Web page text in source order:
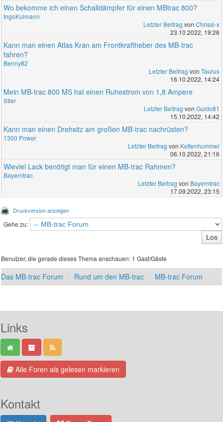
Wo bekomme ich einen Schalldämpfer für einen MBtrac 800?
IngoKulmann
Letzter Beitrag von Chrissi-x
23.10.2022, 19:26
Kann man einen Atlas Kran am Frontkraftheber des MB-trac
fahren?
Benny82
Letzter Beitrag von Taurus
16.10.2022, 14:24
Mein MB-trac 800 MS hat einen Ruhestrom von 1,8 Ampere
Stier
Letzter Beitrag von Guido81
15.10.2022, 14:42
Kann man einen Drehsitz am großen MB-trac nachrüsten?
1300 Power
Letzter Beitrag von Kettenhummel
06.10.2022, 21:16
Wieviel Lack benötigt man für einen MB-trac Rahmen?
Bayerntrac
Letzter Beitrag von Bayerntrac
17.09.2022, 23:15
Druckversion anzeigen
Gehe zu:
Benutzer, die gerade dieses Thema anschauen: 1 Gast/Gäste
Das MB-trac Forum Rund um den MB-trac MB-trac Forum
Links
Alle Foren als gelesen markieren
Kontakt